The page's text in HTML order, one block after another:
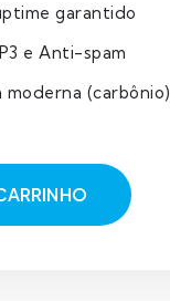
garantido
e Anti-spam
(carbônio)